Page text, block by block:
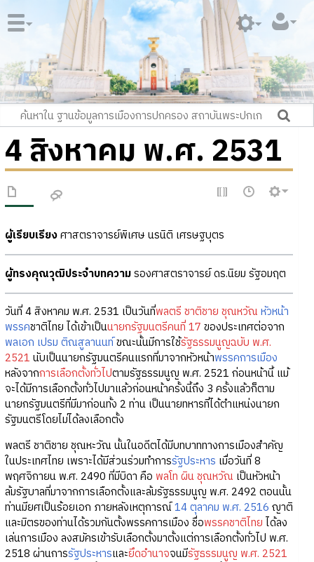
4 สิงหาคม พ.ศ. 2531
ผู้เรียบเรียงศาสตราจารย์พิเศษ นรนิติ เศรษฐบุตร
ผู้ทรงคุณวุฒิประจำบทความรองศาสตราจารย์ ดร.นิยม รัฐอมฤต
วันที่ 4 สิงหาคม พ.ศ. 2531 เป็นวันที่พลตรี ชาติชาย ชุณหวัณ หัวหน้า
พรรคชาติไทย ได้เข้าเป็นนายกรัฐมนตรีคนที่ 17 ของประเทศต่อจาก
พลเอก เปรม ติณสูลานนท์ขณะนั้นมีการใช้รัฐธรรมนูญฉบับ พ.ศ.
2521 นับเป็นนายกรัฐมนตรีคนแรกที่มาจากหัวหน้าพรรคการเมือง
หลังจากการเลือกตั้งทั่วไปตามรัฐธรรมนูญ พ.ศ. 2521 ก่อนหน้านี้ แม้
จะได้มีการเลือกตั้งทั่วไปมาแล้วก่อนหน้าครั้งนี้ถึง 3 ครั้งแล้วก็ตาม
นายกรัฐมนตรีที่มีมาก่อนทั้ง 2 ท่าน เป็นนายทหารที่ได้ตำแหน่งนายก
รัฐมนตรีโดยไม่ได้ลงเลือกตั้ง
พลตรี ชาติชาย ชุณหะวัณ นั้นในอดีตได้มีบทบาททางการเมืองสำคัญ
ในประเทศไทย เพราะได้มีส่วนร่วมทำการรัฐประหาร เมื่อวันที่ 8
พฤศจิกายน พ.ศ. 2490 ที่มีบิดา คือ พลโท ผิน ชุณหวัณ เป็นหัวหน้า
ล้มรัฐบาลที่มาจากการเลือกตั้งและล้มรัฐธรรมนูญ พ.ศ. 2492 ตอนนั้น
ท่านมียศเป็นร้อยเอก ภายหลังเหตุการณ์14 ตุลาคม พ.ศ. 2516 ญาติ
และมิตรของท่านได้รวมกันตั้งพรรคการเมือง ชื่อพรรคชาติไทย ได้ลง
เล่นการเมือง ลงสมัครเข้ารับเลือกตั้งมาตั้งแต่การเลือกตั้งทั่วไป พ.ศ.
2518 ผ่านการรัฐประหารและยึดอำนาจจนมีรัฐธรรมนูญ พ.ศ. 2521